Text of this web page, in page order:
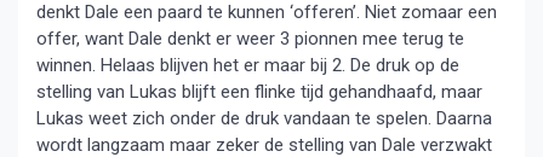
denkt Dale een paard te kunnen ‘offeren’. Niet zomaar een
offer, want Dale denkt er weer 3 pionnen mee terug te
winnen. Helaas blijven het er maar bij 2. De druk op de
stelling van Lukas blijft een flinke tijd gehandhaafd, maar
Lukas weet zich onder de druk vandaan te spelen. Daarna
wordt langzaam maar zeker de stelling van Dale verzwakt